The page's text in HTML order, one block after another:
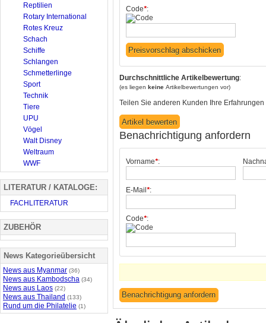
Code*:
Durchschnittliche Artikelbewertung:
(es liegen keine Artikelbewertungen vor)
Teilen Sie anderen Kunden Ihre Erfahrungen
Benachrichtigung anfordern
Vorname*:
E-Mail *:
Code*:
Reptilien
Rotary International
Rotes Kreuz
Schach
Schiffe
Schlangen
Schmetterlinge
Sport
Technik
Tiere
UPU
Vögel
Walt Disney
Weltraum
WWF
LITERATUR / KATALOGE:
FACHLITERATUR
ZUBEHÖR
News Kategorieübersicht
News aus Myanmar (36)
News aus Kambodscha (34)
News aus Laos (22)
News aus Thailand (133)
Rund um die Philatelie (1)